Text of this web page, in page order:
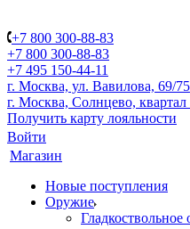
+7 800 300-88-83
+7 800 300-88-83
+7 495 150-44-11
г. Москва, ул. Вавилова, 69/75
г. Москва, Солнцево,
Получить карту лояльности
Войти
Магазин
Новые поступления
Оружие
Гладкоствольное